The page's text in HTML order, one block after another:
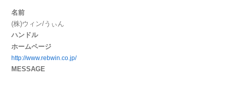
名前
(株)ウィン/うぃん
ハンドル
ホームページ
http://www.rebwin.co.jp/
MESSAGE